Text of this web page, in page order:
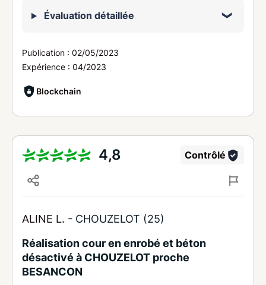
Évaluation détaillée
Publication : 02/05/2023
Expérience : 04/2023
Blockchain
4,8 Contrôlé
ALINE L. - CHOUZELOT (25)
Réalisation cour en enrobé et béton
désactivé à CHOUZELOT proche
BESANCON